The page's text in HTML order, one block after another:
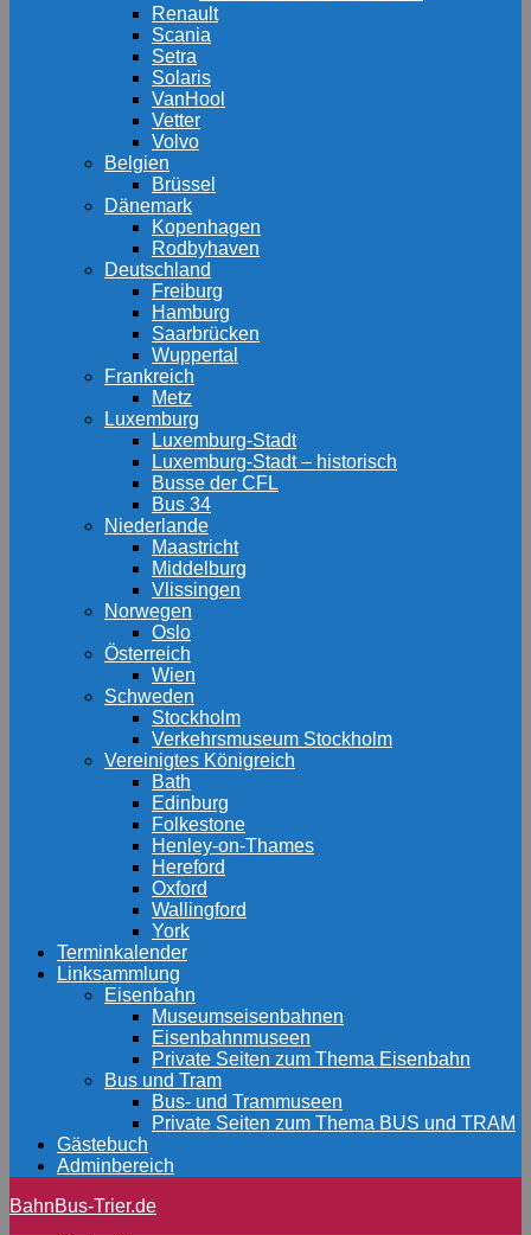
Renault
Scania
Setra
Solaris
VanHool
Vetter
Volvo
Belgien
Brüssel
Dänemark
Kopenhagen
Rodbyhaven
Deutschland
Freiburg
Hamburg
Saarbrücken
Wuppertal
Frankreich
Metz
Luxemburg
Luxemburg-Stadt
Luxemburg-Stadt – historisch
Busse der CFL
Bus 34
Niederlande
Maastricht
Middelburg
Vlissingen
Norwegen
Oslo
Österreich
Wien
Schweden
Stockholm
Verkehrsmuseum Stockholm
Vereinigtes Königreich
Bath
Edinburg
Folkestone
Henley-on-Thames
Hereford
Oxford
Wallingford
York
Terminkalender
Linksammlung
Eisenbahn
Museumseisenbahnen
Eisenbahnmuseen
Private Seiten zum Thema Eisenbahn
Bus und Tram
Bus- und Trammuseen
Private Seiten zum Thema BUS und TRAM
Gästebuch
Adminbereich
BahnBus-Trier.de